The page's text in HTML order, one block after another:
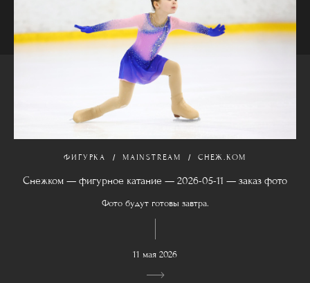
ФИГУРКА MAINSTREAM СНЕЖ.КОМ
Снежком — фигурное катание — 2026-05-11 — заказ фото
Фото будут готовы завтра.
11 мая 2026